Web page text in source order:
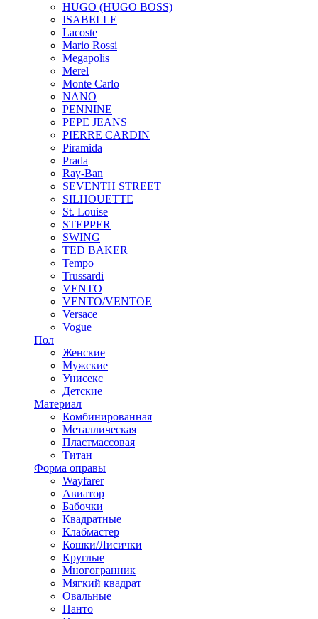
HUGO (HUGO BOSS)
ISABELLE
Lacoste
Mario Rossi
Megapolis
Merel
Monte Carlo
NANO
PENNINE
PEPE JEANS
PIERRE CARDIN
Piramida
Prada
Ray-Ban
SEVENTH STREET
SILHOUETTE
St. Louise
STEPPER
SWING
TED BAKER
Tempo
Trussardi
VENTO
VENTO/VENTOE
Versace
Vogue
Пол
Женские
Мужские
Унисекс
Детские
Материал
Комбинированная
Металлическая
Пластмассовая
Титан
Форма оправы
Wayfarer
Авиатор
Бабочки
Квадратные
Клабмастер
Кошки/Лисички
Круглые
Многогранник
Мягкий квадрат
Овальные
Панто